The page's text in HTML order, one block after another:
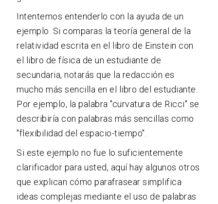
Intentemos entenderlo con la ayuda de un
ejemplo. Si comparas la teoría general de la
relatividad escrita en el libro de Einstein con
el libro de física de un estudiante de
secundaria, notarás que la redacción es
mucho más sencilla en el libro del estudiante.
Por ejemplo, la palabra "curvatura de Ricci" se
describiría con palabras más sencillas como
"flexibilidad del espacio-tiempo".
Si este ejemplo no fue lo suficientemente
clarificador para usted, aquí hay algunos otros
que explican cómo parafrasear simplifica
ideas complejas mediante el uso de palabras